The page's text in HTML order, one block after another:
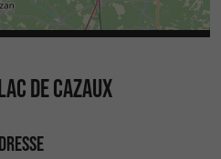
DE CAZAUX